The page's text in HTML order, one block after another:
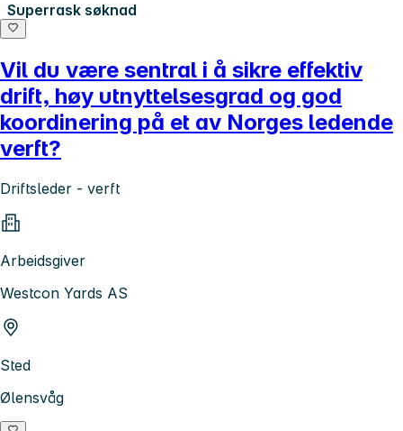
Superrask søknad
Vil du være sentral i å sikre effektiv
drift, høy utnyttelsesgrad og god
koordinering på et av Norges ledende
verft?
Driftsleder - verft
Arbeidsgiver
Westcon Yards AS
Sted
Ølensvåg